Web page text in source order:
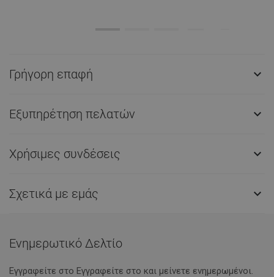
Γρήγορη επαφή 
Εξυπηρέτηση πελατών 
Χρήσιμες συνδέσεις 
Σχετικά με εμάς 
Ενημερωτικό Δελτίο
Εγγραφείτε στο Eγγραφείτε στο και μείνετε ενημερωμένοι.